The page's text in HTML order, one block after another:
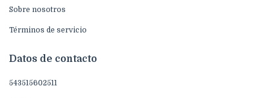
Sobre nosotros
Términos de servicio
Datos de contacto
543515602511